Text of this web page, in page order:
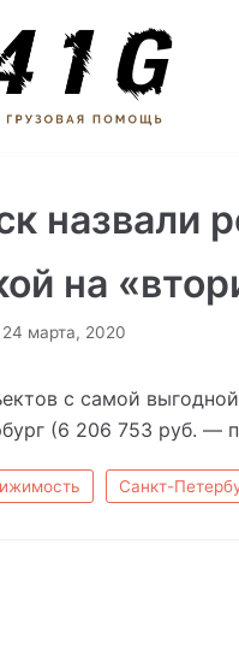
назвали
на
24 марта, 2020
с самой
(6 206 753 руб. —
Санкт-